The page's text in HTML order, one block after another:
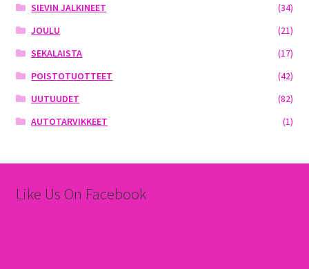
SIEVIN JALKINEET
(34)
JOULU
(21)
SEKALAISTA
(17)
POISTOTUOTTEET
(42)
UUTUUDET
(82)
AUTOTARVIKKEET
(1)
Like Us On Facebook